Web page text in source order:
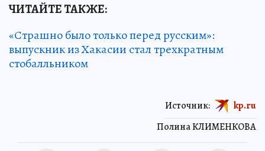
ЧИТАЙТЕ ТАКЖЕ:
«Страшно было только перед русским»:
выпускник из Хакасии стал трехкратным
стобалльником
Полина КЛИМЕНКОВА
Источник: kp.ru